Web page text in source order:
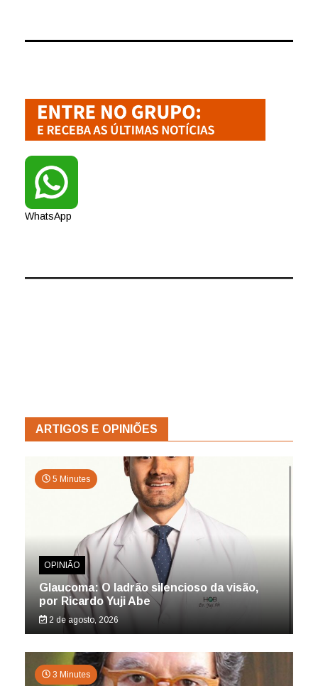
WhatsApp
ARTIGOS E OPINIÕES
5 Minutes
OPINIÃO
Glaucoma: O ladrão silencioso da visão,
por Ricardo Yuji Abe
2 de agosto, 2026
3 Minutes